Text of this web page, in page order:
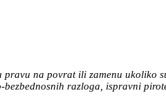
na povrat ili zamenu ukoliko
razloga, ispravni